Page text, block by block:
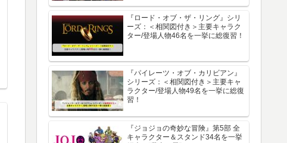
『ロード・オブ・ザ・リング』シリ
ーズ：＜相関図付き＞主要キャラク
ター/登場人物46名を一挙に総復習！
『パイレーツ・オブ・カリビアン』
シリーズ：＜相関図付き＞主要キャ
ラクター/登場人物49名を一挙に総復
習！
『ジョジョの奇妙な冒険』第5部 全
キャラクター＆スタンド34名を一挙